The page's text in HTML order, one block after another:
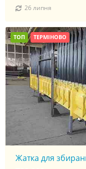
26 липня
ТОП ТЕРМІНОВО
Жатка для